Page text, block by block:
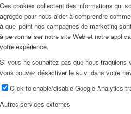
Ces cookies collectent des informations qui
agrégée pour nous aider à comprendre
à quel point nos campagnes de marketing
à personnaliser notre site Web et notre
votre expérience.
Si vous ne souhaitez pas que nous traquions
vous pouvez désactiver le suivi dans votre
Click to enable/disable Google Analytics
Autres services externes